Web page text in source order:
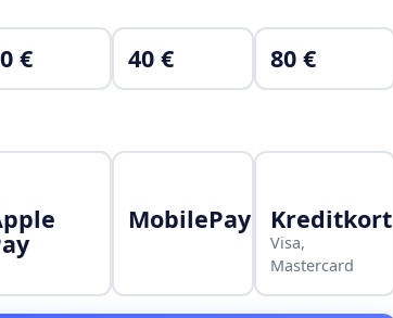
€ 40 € 80 €
MobilePay Kreditkort
Visa,
Mastercard